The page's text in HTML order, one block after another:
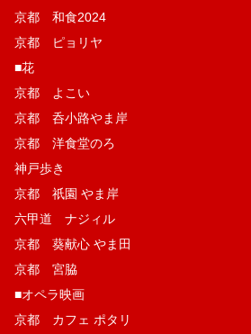
京都 和食2024
京都 ピョリヤ
■花
京都 よこい
京都 呑小路やま岸
京都 洋食堂のろ
神戸歩き
京都 祇園 やま岸
六甲道 ナジィル
京都 葵献心 やま田
京都 宮脇
■オペラ映画
京都 カフェ ポタリ